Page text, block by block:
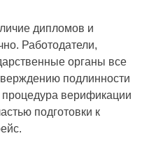
дипломов и
Работодатели,
органы все
подлинности
верификации
подготовки к